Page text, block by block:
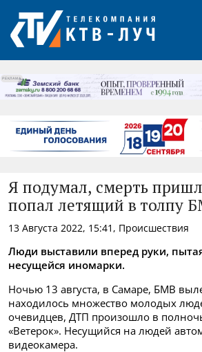
РЕКЛАМА
Я подумал, смерть
попал летящий в толпу
13 Августа 2022, 15:41, Происшествия
Люди выставили вперед руки,
несущейся иномарки.
Ночью 13 августа, в Самаре, БМВ
находилось множество молодых
очевидцев, ДТП произошло в
«Ветерок». Несущийся на людей
видеокамера.